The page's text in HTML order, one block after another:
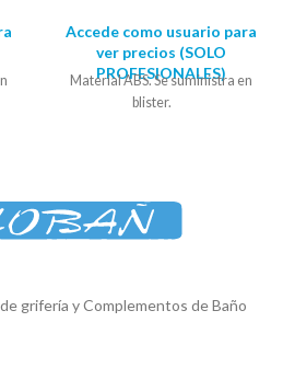
Accede como usuario para
ver precios (SOLO
PROFESIONALES)
Material ABS. Se suministra en
blister.
grifería y Complementos de Baño